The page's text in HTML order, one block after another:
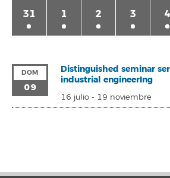
31 1 2 3 4
DOM
09
Distinguished seminar
industrial engineerIng
16 julio- 19 noviembre